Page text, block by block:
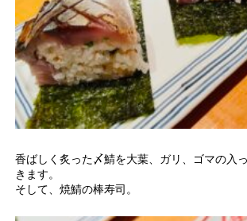
香ばしく炙った〆鯖を大葉、ガリ、ゴマの入
きます。
そして、焼鯖の棒寿司。